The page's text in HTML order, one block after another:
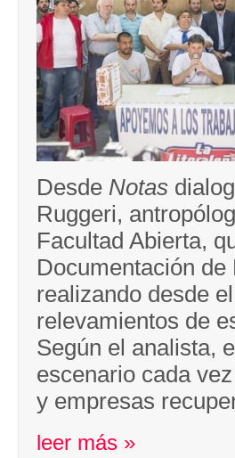
Desde Notas
Ruggeri,
Facultad Abierta,
Documentación
realizando desde
relevamientos de
Según el analista,
escenario cada
y empresas
leer más »